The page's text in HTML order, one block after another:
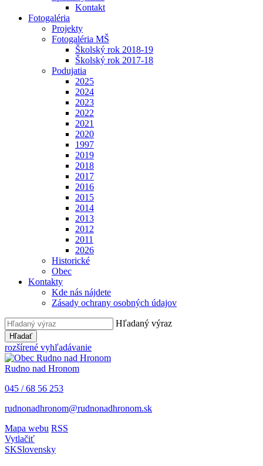
Kontakt
Fotogaléria
Projekty
Fotogaléria MŠ
Školský rok 2018-19
Školský rok 2017-18
Podujatia
2025
2024
2023
2022
2021
2020
1997
2019
2018
2017
2016
2015
2014
2013
2012
2011
2026
Historické
Obec
Kontakty
Kde nás nájdete
Zásady ochrany osobných údajov
Hľadaný výraz
Hľadať
rozšírené vyhľadávanie
Rudno nad Hronom
045 / 68 56 253
rudnonadhronom@rudnonadhronom.sk
Mapa webu RSS
Vytlačiť
SKSlovensky